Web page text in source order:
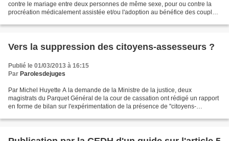
contre le mariage entre deux personnes de même sexe, pour ou contre la
procréation médicalement assistée et/ou l'adoption au bénéfice des couples
Vers la suppression des citoyens-assesseurs ?
Publié le 01/03/2013 à 16:15
Par Parolesdejuges
Par Michel Huyette A la demande de la Ministre de la justice, deux
magistrats du Parquet Général de la cour de cassation ont rédigé un rapport
en forme de bilan sur l'expérimentation de la présence de "citoyens-